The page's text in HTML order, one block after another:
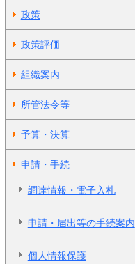
政策
政策評価
組織案内
所管法令等
予算・決算
申請・手続
調達情報・電子入札
申請・届出等の手続案内
個人情報保護